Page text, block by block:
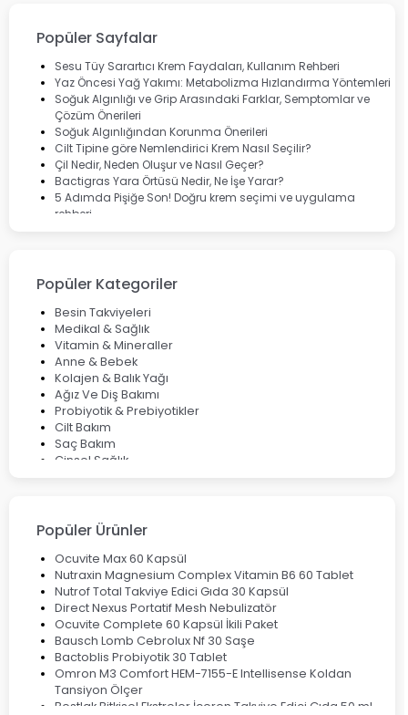
Lansinoh
Cebrolux
Dermoskin
Marvis
Rcfarma
Popüler Sayfalar
Sesu Tüy Sarartıcı Krem Faydaları, Kullanım Rehberi
Yaz Öncesi Yağ Yakımı: Metabolizma Hızlandırma Yöntemleri
Soğuk Algınlığı ve Grip Arasındaki Farklar, Semptomlar ve
Çözüm Önerileri
Soğuk Algınlığından Korunma Önerileri
Cilt Tipine göre Nemlendirici Krem Nasıl Seçilir?
Çil Nedir, Neden Oluşur ve Nasıl Geçer?
Bactigras Yara Örtüsü Nedir, Ne İşe Yarar?
5 Adımda Pişiğe Son! Doğru krem seçimi ve uygulama
rehberi
Çözüm Yolları
Bocavirüs Enfeksiyonu Hakkında Bilmeniz Gerekenler
Deep Flex Topraklama Matı Nedir? Detaylı Rehber
Mumiyo Nedir? Faydaları ve Kullanım Alanları Nelerdir?
Popüler Kategoriler
Besin Takviyeleri
Medikal & Sağlık
Vitamin & Mineraller
Anne & Bebek
Kolajen & Balık Yağı
Ağız Ve Diş Bakımı
Probiyotik & Prebiyotikler
Cilt Bakım
Saç Bakım
Cinsel Sağlık
Popüler Ürünler
Ocuvite Max 60 Kapsül
Nutraxin Magnesium Complex Vitamin B6 60 Tablet
Nutrof Total Takviye Edici Gıda 30 Kapsül
Direct Nexus Portatif Mesh Nebulizatör
Ocuvite Complete 60 Kapsül İkili Paket
Bausch Lomb Cebrolux Nf 30 Saşe
Bactoblis Probiyotik 30 Tablet
Omron M3 Comfort HEM-7155-E Intellisense Koldan
Tansiyon Ölçer
Bestlak Bitkisel Ekstreler İçeren Takviye Edici Gıda 50 ml